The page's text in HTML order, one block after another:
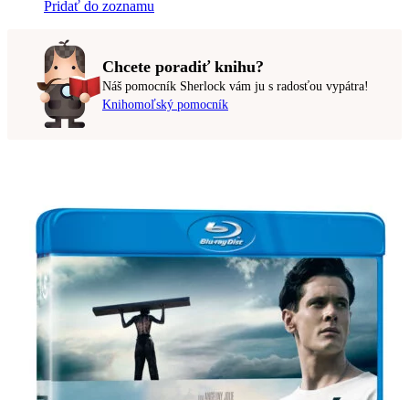
Pridať do zoznamu
Chcete poradiť knihu?
Náš pomocník Sherlock vám ju s radosťou vypátra!
Knihomoľský pomocník